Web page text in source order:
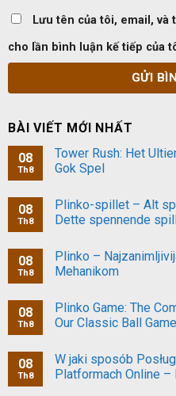
Lưu tên của tôi, email,
cho lần bình luận kế tiếp của
BÀI VIẾT MỚI NHẤT
08
Th8
Tower Rush: Het
Gok Spel
08
Th8
Plinko-spillet – Alt
Dette spennende
08
Th8
Plinko –
Mehanikom
08
Th8
Plinko Game: The
Our Classic Ball Game
08
Th8
W jaki sposób
Platformach Online